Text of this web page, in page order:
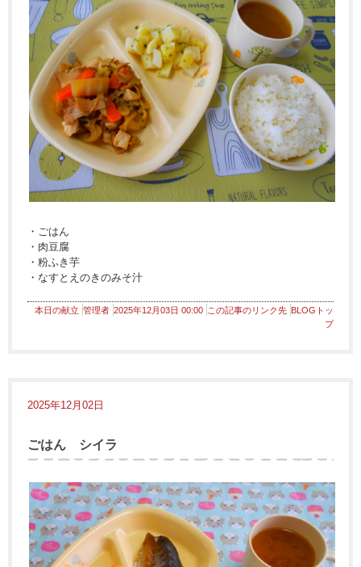
・ごはん
・肉豆腐
・粉ふき芋
・なすとえのきのみそ汁
本日の献立 管理者 2025年12月03日 00:00 この記事のリンク先 BLOGトッ
プ
2025年12月02日
ごはん シイラ